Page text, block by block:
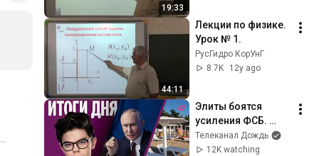
РусГидро КорУнГ
19:25
Лекции по физике. Урок
№ 9.
РусГидро КорУнГ
10
11:23
Лекции по физике. Урок
№ 10.
РусГидро КорУнГ
11
9:26
Лекции по физике. Урок
№ 11.
19:33
44:11
Лекции по физике.
Урок № 1.
РусГидро КорУнГ
8.7K
12y ago
Элиты боятся
усиления ФСБ.
Пляжи в
Геленджике
Телеканал Дождь
12K watching